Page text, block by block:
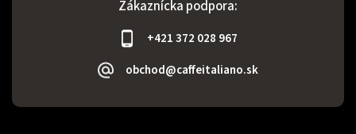
Zákaznícka podpora:
+421 372 028 967
obchod@caffeitaliano.sk